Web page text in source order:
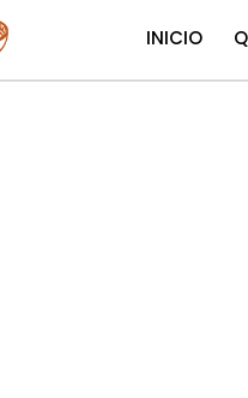
INICIO